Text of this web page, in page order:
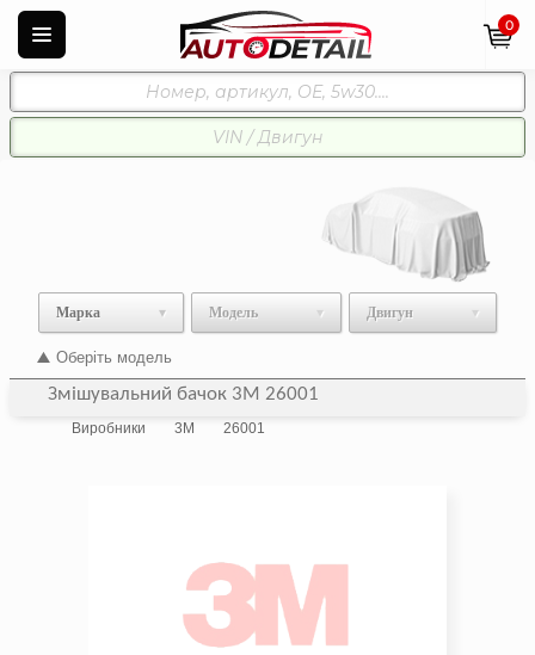
0
Марка Модель Двигун
Оберіть модель
Змішувальний бачок 3M 26001
Виробники 3M 26001